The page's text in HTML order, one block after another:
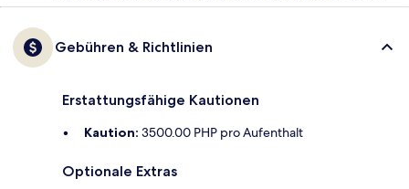
Gebühren & Richtlinien
Erstattungsfähige Kautionen
Kaution: 3500.00 PHP pro Aufenthalt
Optionale Extras